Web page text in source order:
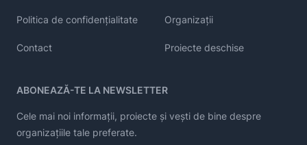
Politica de confidențialitate
Contact
Organizații
Proiecte deschise
ABONEAZĂ-TE LA NEWSLETTER
Cele mai noi informații, proiecte și vești de bine despre
organizațiile tale preferate.